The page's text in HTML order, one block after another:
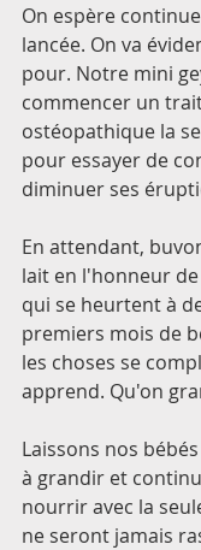
On espère
lancée. On va
pour. Notre mini
commencer un
ostéopathique la
pour essayer de
diminuer ses
En attendant,
lait en l'honneur
qui se heurtent à
premiers mois de
les choses se
apprend. Qu'on
Laissons nos
à grandir et
nourrir avec la
ne seront jamais